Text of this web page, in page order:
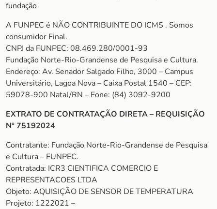
fundação
A FUNPEC é NÃO CONTRIBUINTE DO ICMS . Somos
consumidor Final.
CNPJ da FUNPEC: 08.469.280/0001-93
Fundação Norte-Rio-Grandense de Pesquisa e Cultura.
Endereço: Av. Senador Salgado Filho, 3000 – Campus
Universitário, Lagoa Nova – Caixa Postal 1540 – CEP:
59078-900 Natal/RN – Fone: (84) 3092-9200
EXTRATO DE CONTRATAÇÃO DIRETA – REQUISIÇÃO
Nº 75192024
Contratante: Fundação Norte-Rio-Grandense de Pesquisa
e Cultura – FUNPEC.
Contratada: ICR3 CIENTIFICA COMERCIO E
REPRESENTACOES LTDA
Objeto: AQUISIÇÃO DE SENSOR DE TEMPERATURA
Projeto: 1222021 –